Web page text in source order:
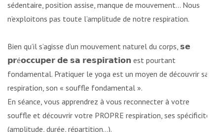
sédentaire, position assise, manque de mouvement… Nous
n’exploitons pas toute l’amplitude de notre respiration.
Bien qu’il s’agisse d’un mouvement naturel du corps, 𝘀𝗲
𝗽𝗿é𝗼𝗰𝗰𝘂𝗽𝗲𝗿 𝗱𝗲 𝘀𝗮 𝗿𝗲𝘀𝗽𝗶𝗿𝗮𝘁𝗶𝗼𝗻 est pourtant
fondamental. Pratiquer le yoga est un moyen de découvrir sa
respiration, son « souffle fondamental ».
En séance, vous apprendrez à vous reconnecter à votre
souffle et découvrir votre PROPRE respiration, ses spécificités
(amplitude, durée, répartition…).